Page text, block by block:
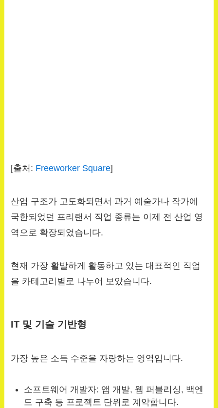
[출처: Freeworker Square]
산업 구조가 고도화되면서 과거 예술가나 작가에
국한되었던 프리랜서 직업 종류는 이제 전 산업 영
역으로 확장되었습니다.
현재 가장 활발하게 활동하고 있는 대표적인 직업
을 카테고리별로 나누어 보았습니다.
IT 및 기술 기반형
가장 높은 소득 수준을 자랑하는 영역입니다.
소프트웨어 개발자: 앱 개발, 웹 퍼블리싱, 백엔
드 구축 등 프로젝트 단위로 계약합니다.